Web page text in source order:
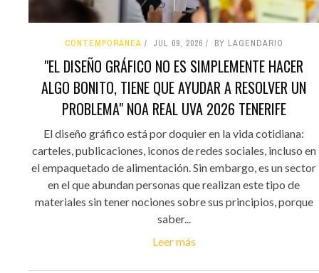
CONTEMPORÁNEA JUL 09, 2026 BY LAGENDARIO
"EL DISEÑO GRÁFICO NO ES SIMPLEMENTE HACER
ALGO BONITO, TIENE QUE AYUDAR A RESOLVER UN
PROBLEMA" NOA REAL UVA 2026 TENERIFE
El diseño gráfico está por doquier en la vida cotidiana:
carteles, publicaciones, iconos de redes sociales, incluso en
el empaquetado de alimentación. Sin embargo, es un sector
en el que abundan personas que realizan este tipo de
materiales sin tener nociones sobre sus principios, porque
saber...
Leer más